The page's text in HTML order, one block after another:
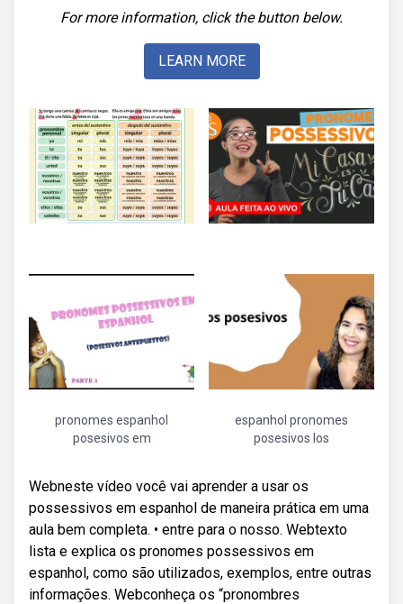
For more information, click the button below.
LEARN MORE
pronomes espanhol
posesivos em
espanhol pronomes
posesivos los
Webneste vídeo você vai aprender a usar os
possessivos em espanhol de maneira prática em uma
aula bem completa. • entre para o nosso. Webtexto
lista e explica os pronomes possessivos em
espanhol, como são utilizados, exemplos, entre outras
informações. Webconheça os “pronombres